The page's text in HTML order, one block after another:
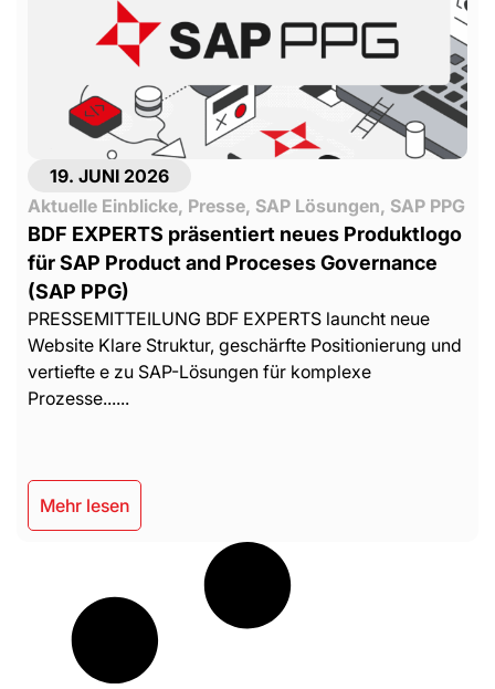
19. JUNI 2026
Aktuelle Einblicke, Presse, SAP Lösungen, SAP PPG
BDF EXPERTS präsentiert neues Produktlogo
für SAP Product and Proceses Governance
(SAP PPG)
PRESSEMITTEILUNG BDF EXPERTS launcht neue
Website Klare Struktur, geschärfte Positionierung und
vertiefte e zu SAP-Lösungen für komplexe
Prozesse......
Mehr lesen